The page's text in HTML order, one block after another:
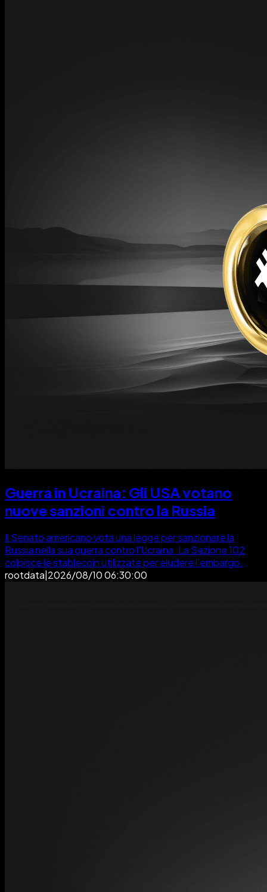
Guerra in Ucraina: Gli USA votano
nuove sanzioni contro la Russia
Il Senato americano vota una legge per sanzionare la
Russia nella sua guerra contro l'Ucraina. La Sezione 102
colpisce le stablecoin utilizzate per eludere l'embargo.
rootdata|2026/08/10 06:30:00